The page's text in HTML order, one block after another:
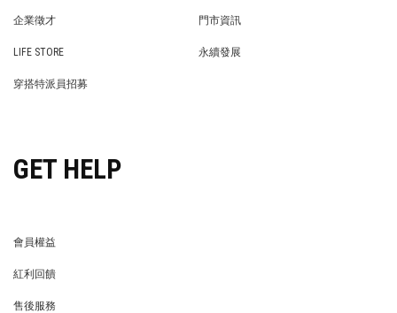
企業徵才
門市資訊
LIFE STORE
永續發展
穿搭特派員招募
GET HELP
會員權益
紅利回饋
售後服務